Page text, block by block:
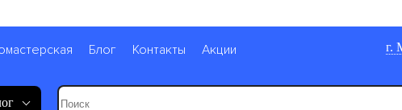
Блог Контакты Акции г.